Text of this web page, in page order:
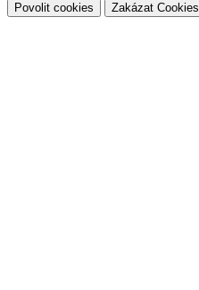
Povolit cookies Zakázat Cookies